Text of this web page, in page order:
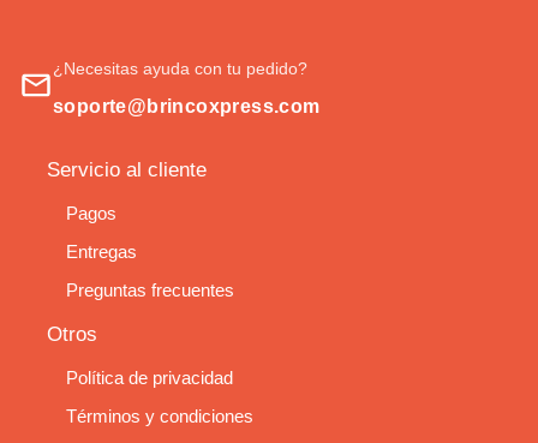
¿Necesitas ayuda con tu pedido?
soporte@brincoxpress.com
Servicio al cliente
Pagos
Entregas
Preguntas frecuentes
Otros
Política de privacidad
Términos y condiciones